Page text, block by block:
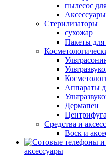
пылесос
Стерилизаторы
сухожар
Пакеты для
Аппараты
Дермапен
Средства и
Воск и
аксессуары